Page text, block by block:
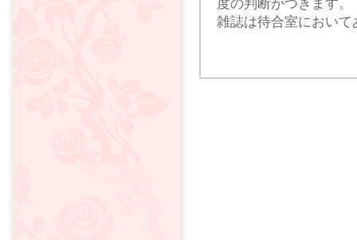
度の判断がつきます。
雑誌は待合室において